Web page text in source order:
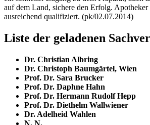
auf dem Land, sichere den Erfolg.
ausreichend qualifiziert. (pk/02.07.2014)
Liste der geladenen
Dr. Christian Albring
Dr. Christoph Baumgärtel, Wien
Prof. Dr. Sara Brucker
Prof. Dr. Daphne Hahn
Prof. Dr. Hermann Rudolf Hepp
Prof. Dr. Diethelm Wallwiener
Dr. Adelheid Wahlen
N. N.